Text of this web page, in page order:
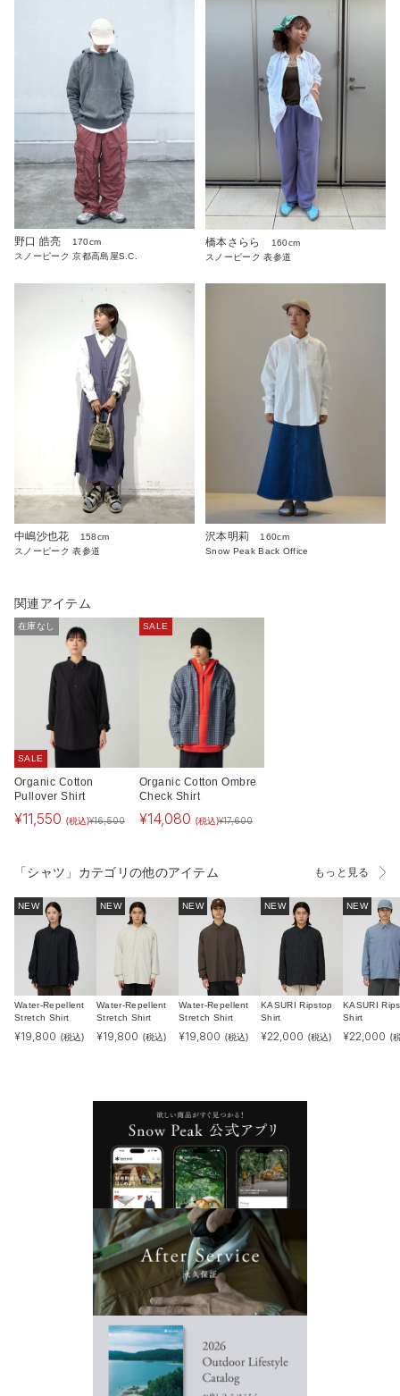
野口 皓亮
170cm
スノーピーク 京都高島屋S.C.
橋本さらら
160cm
スノーピーク 表参道
中嶋沙也花
158cm
スノーピーク 表参道
沢本明莉
160cm
Snow Peak Back Office
関連アイテム
在庫なし
SALE
Organic Cotton
Pullover Shirt
¥11,550 (税込)¥16,500
SALE
Organic Cotton Ombre
Check Shirt
¥14,080 (税込)¥17,600
「シャツ」カテゴリの他のアイテム もっと見る
NEW
Water-Repellent
Stretch Shirt
¥19,800 (税込)
NEW
Water-Repellent
Stretch Shirt
¥19,800 (税込)
NEW
Water-Repellent
Stretch Shirt
¥19,800 (税込)
NEW
KASURI Ripstop
Shirt
¥22,000 (税込)
NEW
KASURI
Shirt
¥22,000 (